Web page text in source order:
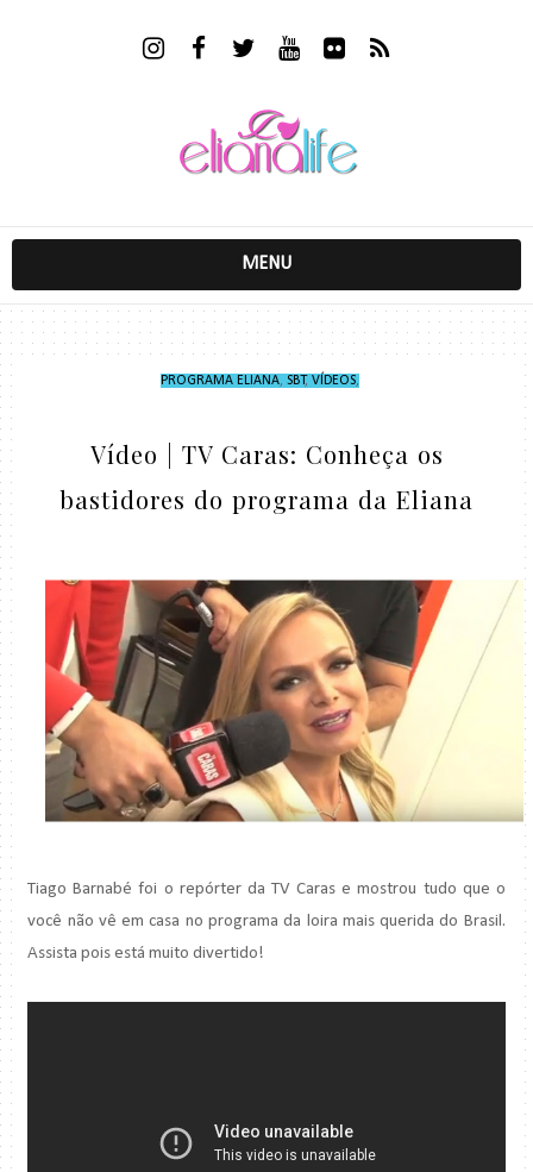
MENU
PROGRAMA ELIANA, SBT, VÍDEOS,
Vídeo | TV Caras: Conheça os
bastidores do programa da Eliana
Tiago Barnabé foi o repórter da TV Caras e mostrou tudo que o
você não vê em casa no programa da loira mais querida do Brasil.
Assista pois está muito divertido!